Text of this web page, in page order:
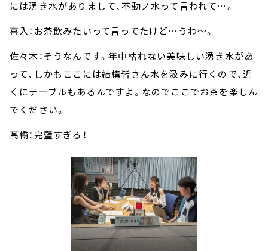
には湧き水がありまして、不動ノ水って言われて…。
喜入：お茶飲みたいって言ってたけど…うわ～。
佐々木：そうなんです。年中枯れない美味しい湧き水があ
って、しかもここには結構皆さん水を汲みに行くので、近
くにテーブルもあるんですよ。なのでここでお茶を楽しん
でください。
髙橋：完璧すぎる！